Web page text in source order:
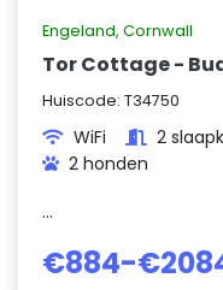
Engeland, Cornwall
Tor Cottage -
Huiscode: T34750
WiFi 2
2 honden
...
€884-€